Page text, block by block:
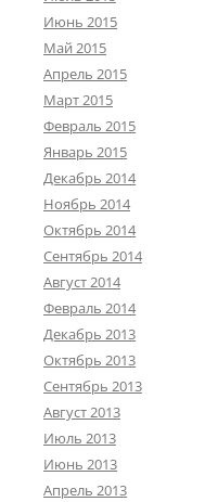
Июнь 2015
Май 2015
Апрель 2015
Март 2015
Февраль 2015
Январь 2015
Декабрь 2014
Ноябрь 2014
Октябрь 2014
Сентябрь 2014
Август 2014
Февраль 2014
Декабрь 2013
Октябрь 2013
Сентябрь 2013
Август 2013
Июль 2013
Июнь 2013
Апрель 2013